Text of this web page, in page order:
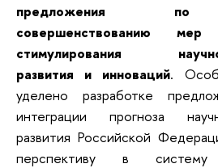
предложения по
совершенствованию мер
стимулирования научно-
развития и инноваций.
уделено разработке
интеграции прогноза
развития Российской
перспективу в систему